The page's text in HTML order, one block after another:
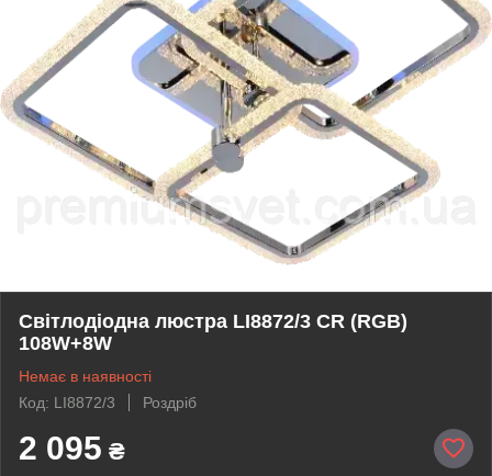
Світлодіодна люстра LI8872/3 CR (RGB)
108W+8W
Немає в наявності
Код: LI8872/3
Роздріб
2 095 ₴